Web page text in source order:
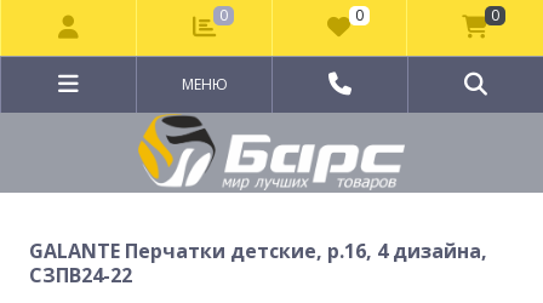
МЕНЮ
GALANTE Перчатки детские, р.16, 4 дизайна,
СЗПВ24-22
0 0 0